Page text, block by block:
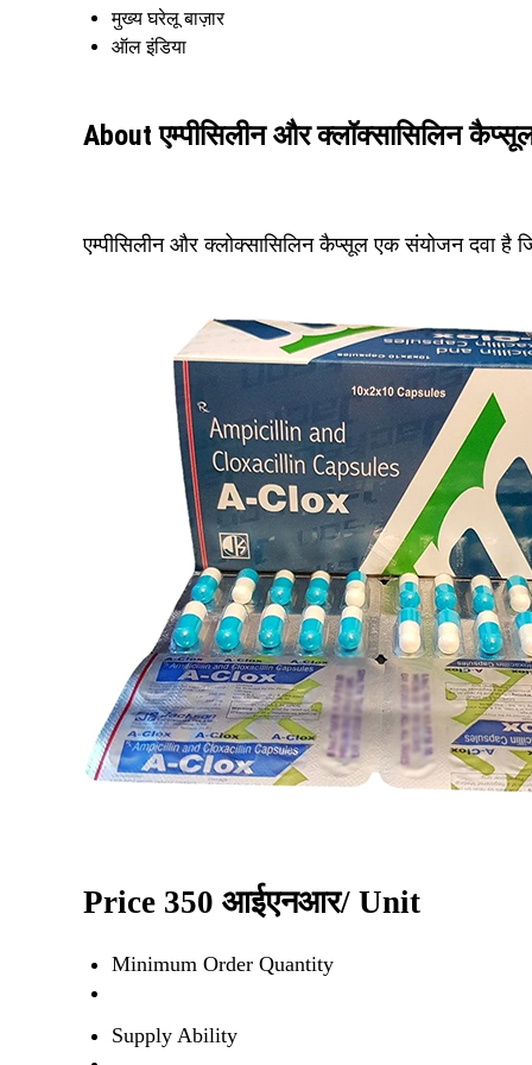
मुख्य घरेलू बाज़ार
ऑल इंडिया
About एम्पीसिलीन और क्लॉक्सासिलिन
एम्पीसिलीन और क्लोक्सासिलिन कैप्सूल एक संयोजन दवा
Price 350 आईएनआर/ Unit
Minimum Order Quantity
Supply Ability